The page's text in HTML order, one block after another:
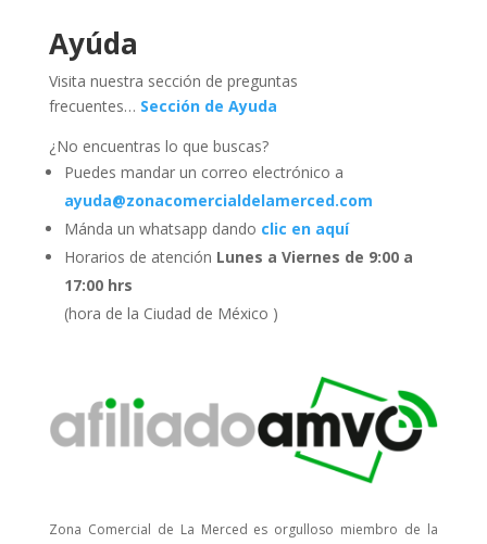
Ayúda
Visita nuestra sección de preguntas
frecuentes… Sección de Ayuda
¿No encuentras lo que buscas?
Puedes mandar un correo electrónico a
ayuda@zonacomercialdelamerced.com
Mánda un whatsapp dando clic en aquí
Horarios de atención Lunes a Viernes de 9:00 a
17:00 hrs
(hora de la Ciudad de México )
Zona Comercial de La Merced es orgulloso miembro de la